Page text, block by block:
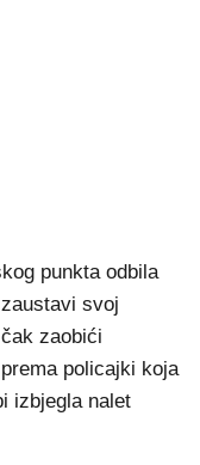
punkta odbila
svoj
zaobići
policajki koja
izbjegla nalet